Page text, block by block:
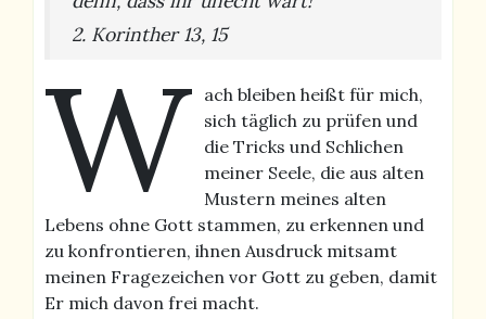
2. Korinther 13, 15
W
ach bleiben heißt für mich,
sich täglich zu prüfen und
die Tricks und Schlichen
meiner Seele, die aus alten
Mustern meines alten
Lebens ohne Gott stammen, zu erkennen und
zu konfrontieren, ihnen Ausdruck mitsamt
meinen Fragezeichen vor Gott zu geben, damit
Er mich davon frei macht.